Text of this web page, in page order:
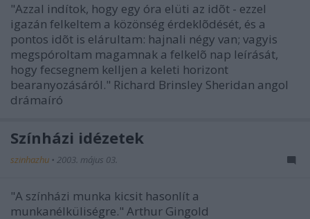
"Azzal indítok, hogy egy óra elüti az idõt - ezzel
igazán felkeltem a közönség érdeklõdését, és a
pontos idõt is elárultam: hajnali négy van; vagyis
megspóroltam magamnak a felkelõ nap leírását,
hogy fecsegnem kelljen a keleti horizont
bearanyozásáról." Richard Brinsley Sheridan angol
drámaíró
Színházi idézetek
szinhazhu • 2003. május 03.
"A színházi munka kicsit hasonlít a
munkanélküliségre." Arthur Gingold